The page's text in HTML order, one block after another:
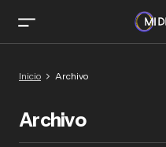
Inicio Archivo
Archivo